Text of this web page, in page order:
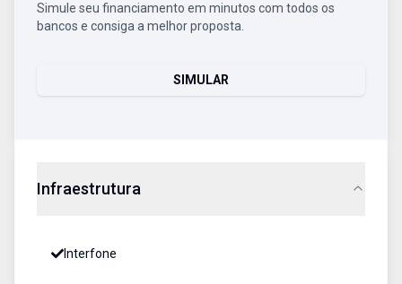
Simule seu financiamento em minutos com todos os
bancos e consiga a melhor proposta.
SIMULAR
Infraestrutura
Interfone